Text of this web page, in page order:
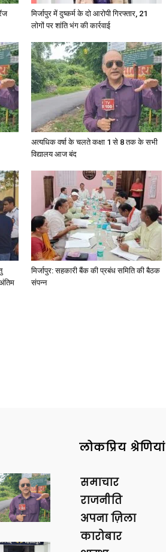
in
Hindi,
Today
Paper
मिर्जापुर में दुष्कर्म के दो आरोपी गिरफ्तार, 21
लोगों पर शांति भंग की कार्रवाई
अत्यधिक वर्षा के चलते कक्षा 1 से 8 तक के सभी
विद्यालय आज बंद
मिर्जापुर: सहकारी बैंक की प्रबंध समिति की बैठक
संपन्न
लोकप्रिय श्रेणियां
समाचार
राजनीति
अपना ज़िला
कारोबार